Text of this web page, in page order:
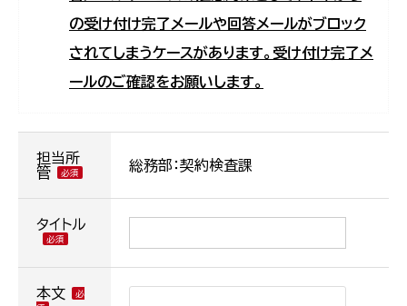
の受け付け完了メールや回答メールがブロック
されてしまうケースがあります。受け付け完了メ
ールのご確認をお願いします。
担当所
管
総務部：契約検査課
タイトル
本文